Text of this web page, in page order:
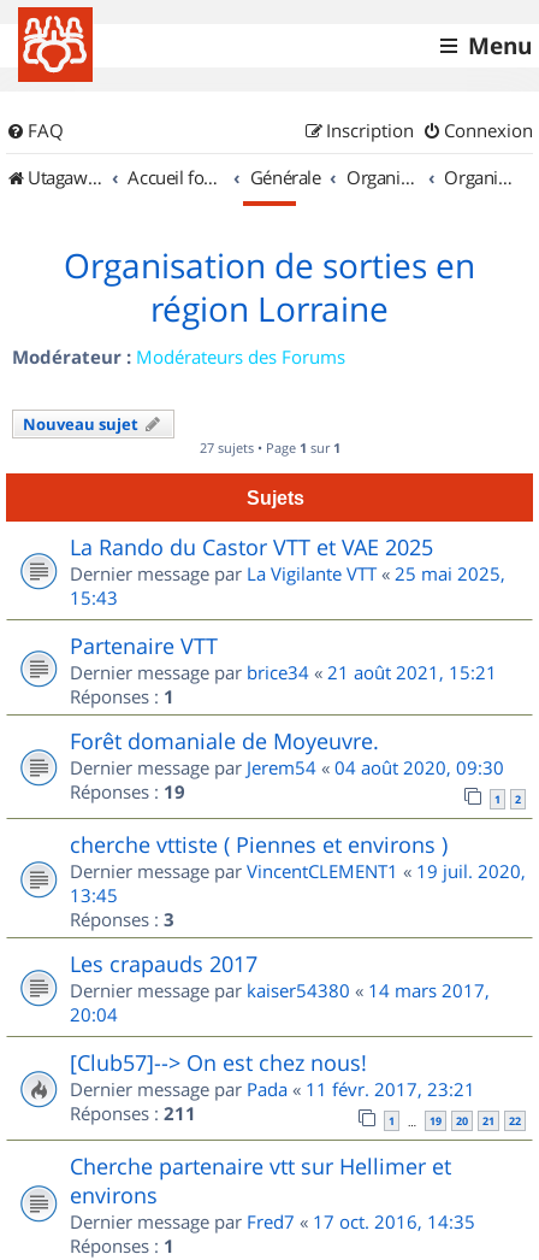
Menu
FAQ Connexion
Inscription
UtagawaVTT (Randos VTT et VTTAE avec traces GPS)
Accueil forum Générale Organisation de sorties & Recherche de partenaires Organisation de sorties en région Lorraine
Organisation de sorties en
région Lorraine
Modérateur : Modérateurs des Forums
Nouveau sujet
27 sujets • Page 1 sur 1
Sujets
La Rando du Castor VTT et VAE 2025
Dernier message par La Vigilante VTT« 25 mai 2025,
15:43
Partenaire VTT
Dernier message par brice34 « 21 août 2021, 15:21
Réponses : 1
Forêt domaniale de Moyeuvre.
Dernier message par Jerem54 « 04 août 2020, 09:30
Réponses : 19 1 2
cherche vttiste ( Piennes et environs )
Dernier message par VincentCLEMENT1 « 19 juil. 2020,
13:45
Réponses : 3
Les crapauds 2017
Dernier message par kaiser54380 « 14 mars 2017,
20:04
[Club57]--> On est chez nous!
Dernier message par Pada « 11 févr. 2017, 23:21
Réponses : 211 1 … 19 20 21 22
Cherche partenaire vtt sur Hellimer et
environs
Dernier message par Fred7 « 17 oct. 2016, 14:35
Réponses : 1